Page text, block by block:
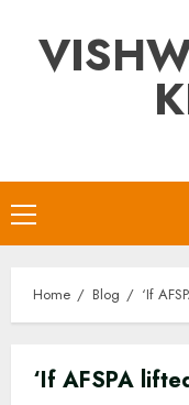
content
Primary
Menu
Home Blog ‘If
‘If AFSPA